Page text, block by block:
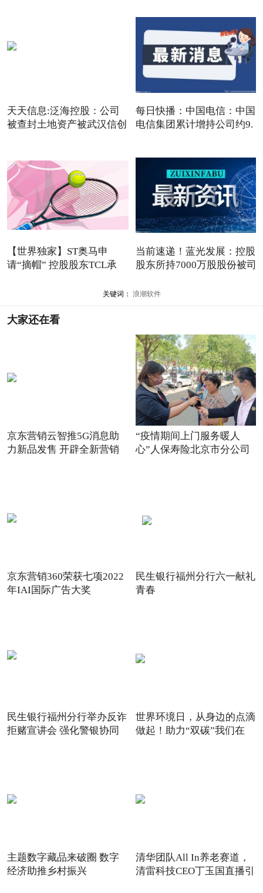
天天信息:泛海控股：公司
被查封土地资产被武汉信创
每日快播：中国电信：中国
电信集团累计增持公司约9.
【世界独家】ST奥马申
请“摘帽” 控股股东TCL承
当前速递！蓝光发展：控股
股东所持7000万股股份被司
关键词： 浪潮软件
大家还在看
京东营销云智推5G消息助
力新品发售 开辟全新营销
“疫情期间上门服务暖人
心”人保寿险北京市分公司
京东营销360荣获七项2022
年IAI国际广告大奖
民生银行福州分行六一献礼
青春
民生银行福州分行举办反诈
拒赌宣讲会 强化警银协同
世界环境日，从身边的点滴
做起！助力“双碳”我们在
主题数字藏品来破圈 数字
经济助推乡村振兴
清华团队All In养老赛道，
清雷科技CEO丁玉国直播引